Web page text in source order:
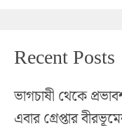
Recent Posts
ভাগচাষী থেকে
এবার গ্রেপ্তার